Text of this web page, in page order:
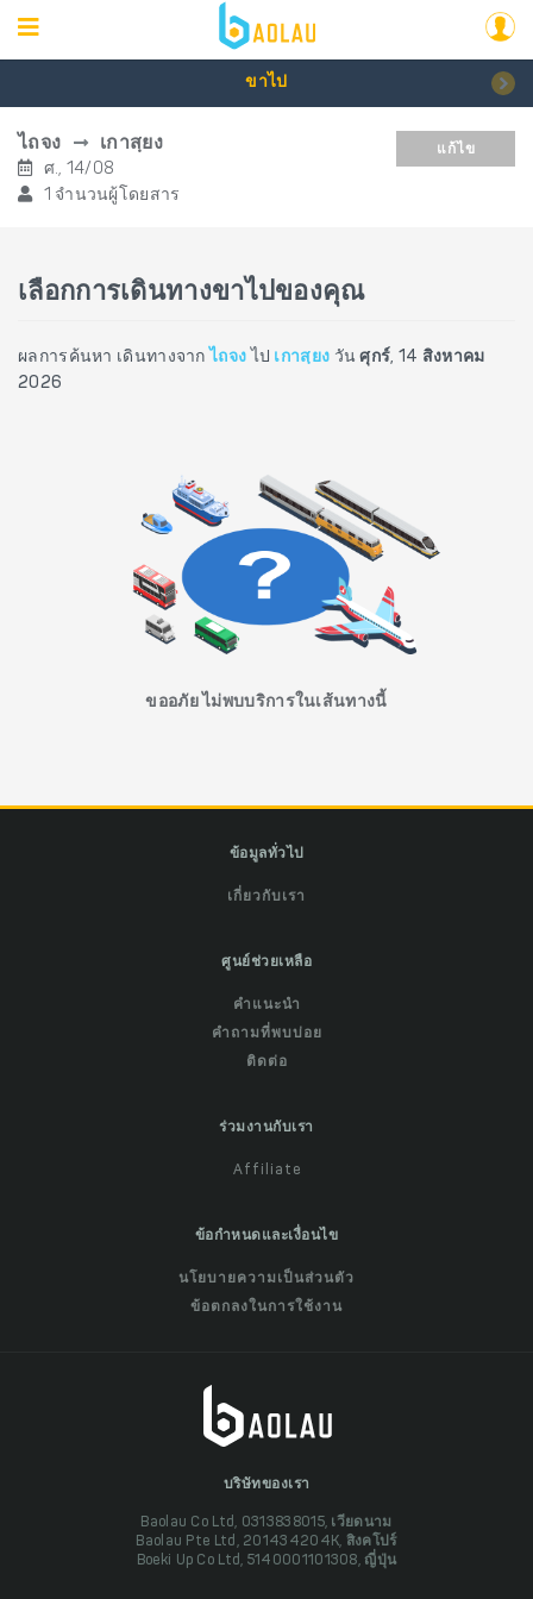
ขาไป
ไถจง เกาสฺยง
ศ., 14/08
1 จำนวนผู้โดยสาร
แก้ไข
เลือกการเดินทางขาไปของคุณ
ผลการค้นหา เดินทางจาก ไถจง ไป เกาสฺยง วันศุกร์, 14 สิงหาคม
2026
ขออภัย ไม่พบบริการในเส้นทางนี้
ข้อมูลทั่วไป
เกี่ยวกับเรา
ศูนย์ช่วยเหลือ
คำแนะนำ
คำถามที่พบบ่อย
ติดต่อ
ร่วมงานกับเรา
Affiliate
ข้อกำหนดและเงื่อนไข
นโยบายความเป็นส่วนตัว
ข้อตกลงในการใช้งาน
บริษัทของเรา
Baolau Co Ltd, 0313838015, เวียดนาม
Baolau Pte Ltd, 201434204K, สิงคโปร์
Boeki Up Co Ltd, 5140001101308, ญี่ปุ่น